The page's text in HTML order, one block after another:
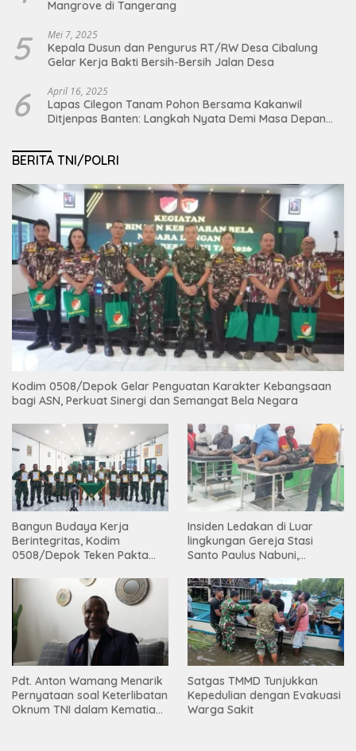
Mangrove di Tangerang
5 Mei 7, 2025
Kepala Dusun dan Pengurus RT/RW Desa Cibalung
Gelar Kerja Bakti Bersih-Bersih Jalan Desa
6 April 16, 2025
Lapas Cilegon Tanam Pohon Bersama Kakanwil
Ditjenpas Banten: Langkah Nyata Demi Masa Depan
BERITA TNI/POLRI
Kodim 0508/Depok Gelar Penguatan Karakter Kebangsaan
bagi ASN, Perkuat Sinergi dan Semangat Bela Negara
Bangun Budaya Kerja
Berintegritas, Kodim
0508/Depok Teken Pakta
Insiden Ledakan di Luar
lingkungan Gereja Stasi
Santo Paulus Nabuni,
Pdt. Anton Wamang Menarik
Pernyataan soal Keterlibatan
Oknum TNI dalam Kematian
Satgas TMMD Tunjukkan
Kepedulian dengan Evakuasi
Warga Sakit